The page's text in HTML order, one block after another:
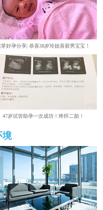
芽好孕分享| 恭喜38岁玲姐喜获男宝宝！
47岁试管助孕一次成功！终怀二胎！
境